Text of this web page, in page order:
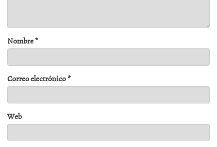
Nombre*
Correo electrónico*
Web